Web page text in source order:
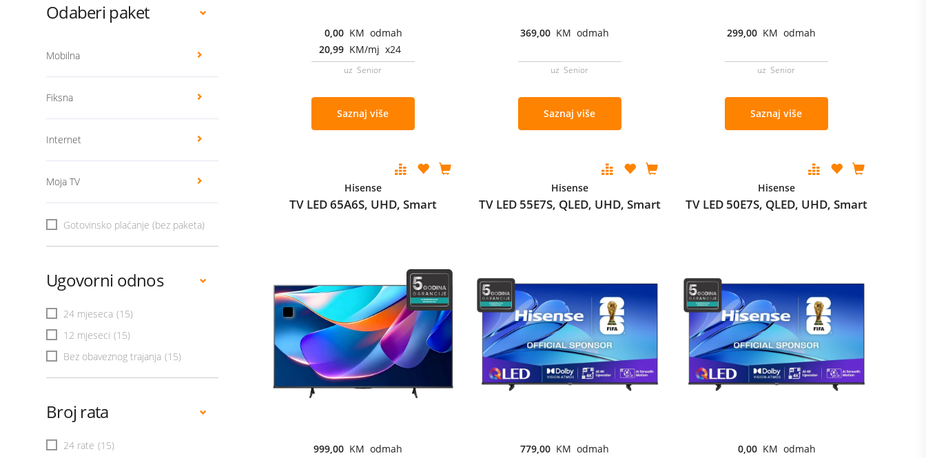
Odaberi paket
Mobilna
Fiksna
Internet
Moja TV
Gotovinsko plaćanje (bez paketa)
Ugovorni odnos
24 mjeseca (15)
12 mjeseci (15)
Bez obaveznog trajanja (15)
Broj rata
24 rate (15)
0,00 KM odmah
20,99 KM/mj x24
uz Senior
Saznaj više
369,00 KM odmah
uz Senior
Saznaj više
299,00 KM odmah
uz Senior
Saznaj više
Hisense
TV LED 65A6S, UHD, Smart
999,00 KM odmah
Hisense
TV LED 55E7S, QLED, UHD, Smart
779,00 KM odmah
Hisense
TV LED 50E7S, QLED, UHD, Smart
0,00 KM odmah